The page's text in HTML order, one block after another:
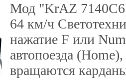
Мод "KrAZ
64 км/ч
нажатие F или
автопоезда
вращаются